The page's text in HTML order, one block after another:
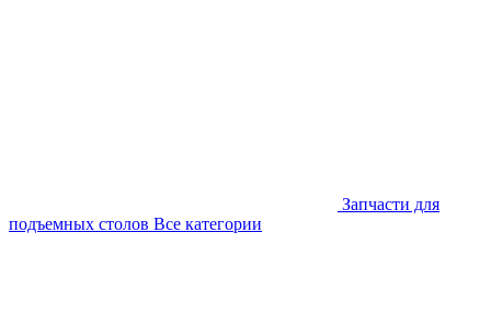
Запчасти для
подъемных столов Все категории